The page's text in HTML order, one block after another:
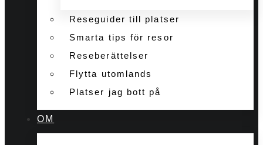
Reseguider till platser
Smarta tips för resor
Reseberättelser
Flytta utomlands
Platser jag bott på
OM